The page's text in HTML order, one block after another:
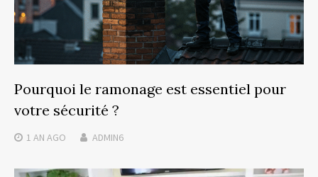
Pourquoi le ramonage est essentiel pour
votre sécurité ?
1 AN AGO ADMIN6